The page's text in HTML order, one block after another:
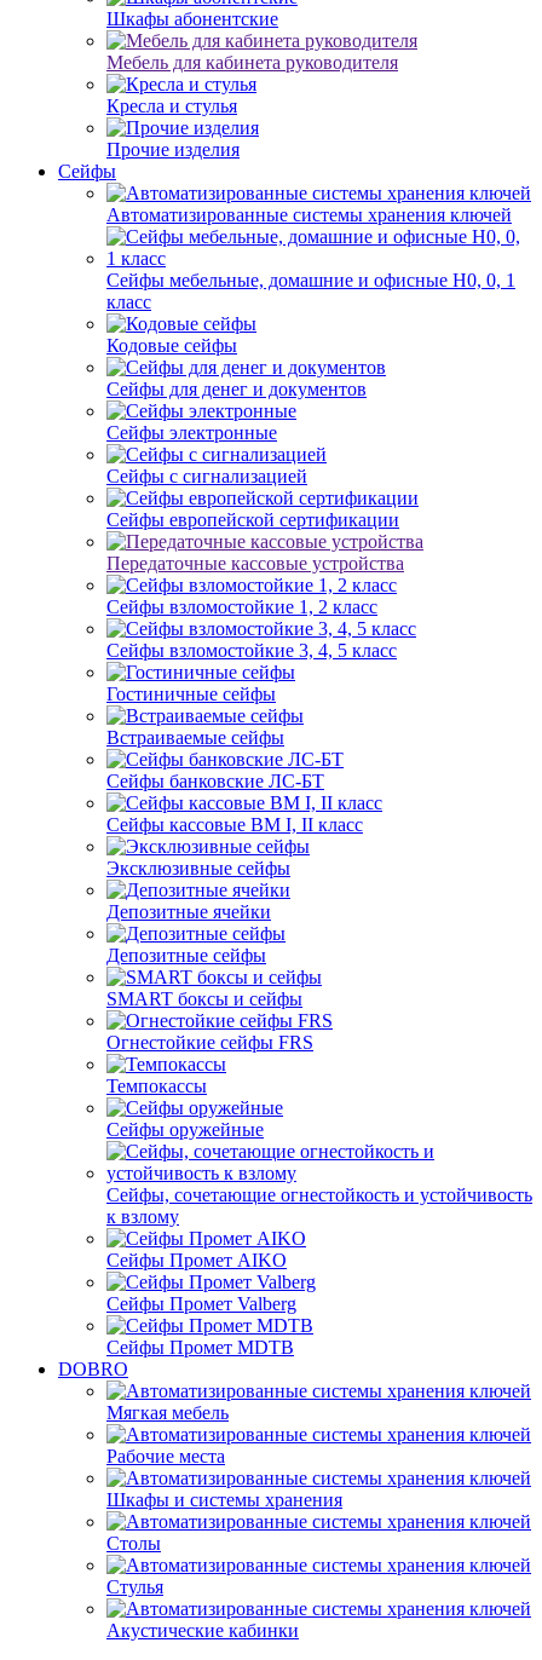
Шкафы абонентские
Мебель для кабинета руководителя
Кресла и стулья
Прочие изделия
Сейфы
Автоматизированные системы хранения ключей
Сейфы мебельные, домашние и офисные Н0, 0, 1
класс
Кодовые сейфы
Сейфы для денег и документов
Сейфы электронные
Сейфы с сигнализацией
Сейфы европейской сертификации
Передаточные кассовые устройства
Сейфы взломостойкие 1, 2 класс
Сейфы взломостойкие 3, 4, 5 класс
Гостиничные сейфы
Встраиваемые сейфы
Сейфы банковские ЛС-БТ
Сейфы кассовые ВМ I, II класс
Эксклюзивные сейфы
Депозитные ячейки
Депозитные сейфы
SMART боксы и сейфы
Огнестойкие сейфы FRS
Темпокассы
Сейфы оружейные
Сейфы, сочетающие огнестойкость и устойчивость
к взлому
Сейфы Промет AIKO
Сейфы Промет Valberg
Сейфы Промет MDTB
DOBRO
Мягкая мебель
Рабочие места
Шкафы и системы хранения
Столы
Стулья
Акустические кабинки